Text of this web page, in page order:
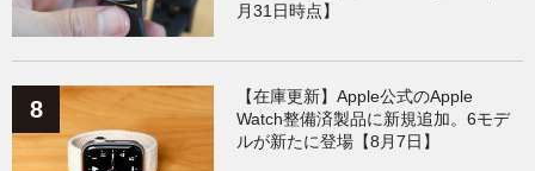
月31日時点】
【在庫更新】Apple公式のApple
Watch整備済製品に新規追加。6モデ
ルが新たに登場【8月7日】